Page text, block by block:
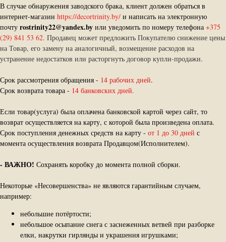
В случае обнаружения заводского брака, клиент должен обраться в
интернет-магазин https://decortrinity.by/ и написать на электронную
почту rostrinity22@yandex.by или уведомить по номеру телефона +375
(29) 841 53 62. Продавец может предложить Покупателю снижение цены
на Товар, его замену на аналогичный, возмещение расходов на
устранение недостатков или расторгнуть договор купли-продажи.
Срок рассмотрения обращения - 14 рабочих дней.
Срок возврата товара - 14 банковских дней.
Если товар(услуга) была оплачена банковской картой через сайт, то
возврат осуществляется на карту, с которой была произведена оплата.
Срок поступления денежных средств на карту - от 1 до 30 дней с
момента осуществления возврата Продавцом(Исполнителем).
- ВАЖНО! Сохранять коробку до момента полной сборки.
Некоторые «Несовершенства» не являются гарантийным случаем,
например:
небольшие потёртости;
небольшое осыпание снега с заснеженных ветвей при разборке
елки, накрутки гирлянды и украшения игрушками;